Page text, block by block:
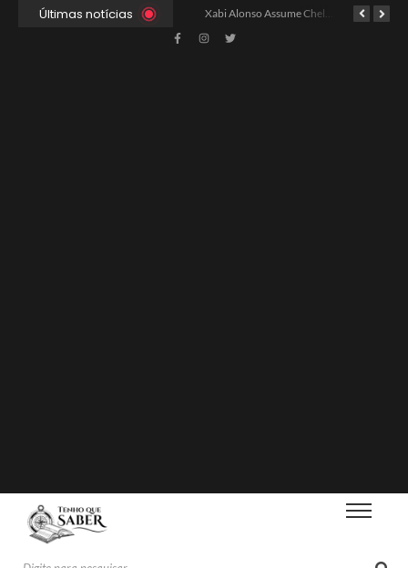
Últimas notícias China e EUA Buscam Expansão do Comércio Agrícola